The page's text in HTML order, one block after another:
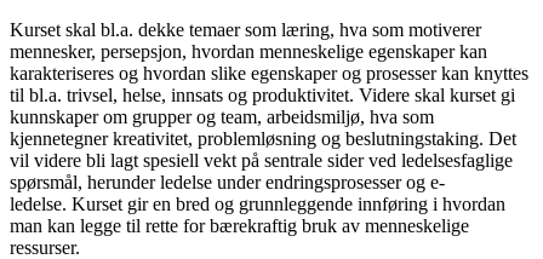
Kurset skal bl.a. dekke temaer som læring, hva som motiverer
mennesker, persepsjon, hvordan menneskelige egenskaper kan
karakteriseres og hvordan slike egenskaper og prosesser kan knyttes
til bl.a. trivsel, helse, innsats og produktivitet. Videre skal kurset gi
kunnskaper om grupper og team, arbeidsmiljø, hva som
kjennetegner kreativitet, problemløsning og beslutningstaking. Det
vil videre bli lagt spesiell vekt på sentrale sider ved ledelsesfaglige
spørsmål, herunder ledelse under endringsprosesser og e-
ledelse. Kurset gir en bred og grunnleggende innføring i hvordan
man kan legge til rette for bærekraftig bruk av menneskelige
ressurser.